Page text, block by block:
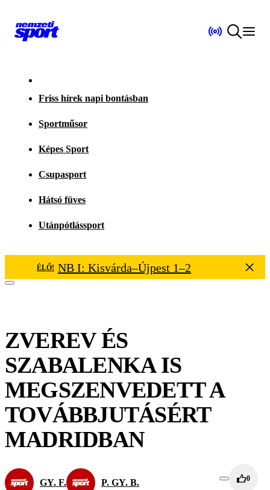
Friss hírek napi bontásban
Sportműsor
Képes Sport
Csupasport
Hátsó füves
Utánpótlássport
ÉLŐ! NB I: Kisvárda–Újpest 1–2
ZVEREV ÉS
SZABALENKA IS
MEGSZENVEDETT A
TOVÁBBJUTÁSÉRT
MADRIDBAN
GY. F. P. GY. B. 0